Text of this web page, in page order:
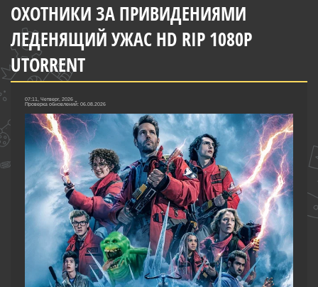
ОХОТНИКИ ЗА ПРИВИДЕНИЯМИ
ЛЕДЕНЯЩИЙ УЖАС HD RIP 1080Р
UTORRENT
07:11, Четверг, 2026
Проверка обновлений: 06.08.2026